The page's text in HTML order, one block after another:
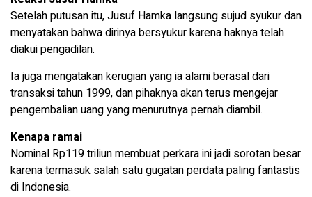
Setelah putusan itu, Jusuf Hamka langsung sujud syukur dan
menyatakan bahwa dirinya bersyukur karena haknya telah
diakui pengadilan.
Ia juga mengatakan kerugian yang ia alami berasal dari
transaksi tahun 1999, dan pihaknya akan terus mengejar
pengembalian uang yang menurutnya pernah diambil.
Kenapa ramai
Nominal Rp119 triliun membuat perkara ini jadi sorotan besar
karena termasuk salah satu gugatan perdata paling fantastis
di Indonesia.